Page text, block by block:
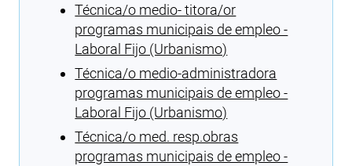
Técnica/o medio- titora/or
programas municipais de empleo -
Laboral Fijo (Urbanismo)
Técnica/o medio-administradora
programas municipais de empleo -
Laboral Fijo (Urbanismo)
Técnica/o med. resp.obras
programas municipais de empleo -